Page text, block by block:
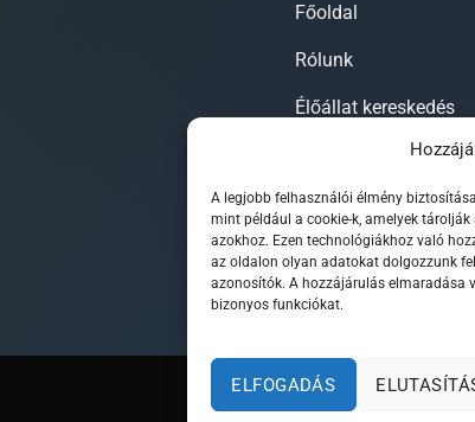
A legjobb felhasználói élmény
mint például a cookie-k, amelyek
azokhoz. Ezen technológiákhoz való
az oldalon olyan adatokat dolgozzunk
azonosítók. A hozzájárulás elmaradása
bizonyos funkciókat.
ELFOGADÁS
Főoldal
Rólunk
Élőállat kereskedés
Forgalmazott
Szaktanácsadás /
Kapcsolat